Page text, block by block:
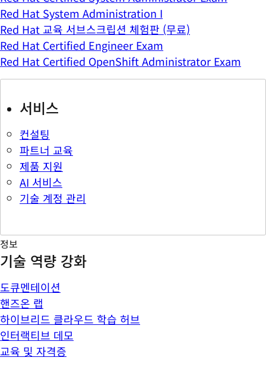
Red Hat System Administration I
Red Hat 교육 서브스크립션 체험판 (무료)
Red Hat Certified Engineer Exam
Red Hat Certified OpenShift Administrator Exam
서비스
컨설팅
파트너 교육
제품 지원
AI 서비스
기술 계정 관리
정보
기술 역량 강화
도큐멘테이션
핸즈온 랩
하이브리드 클라우드 학습 허브
인터랙티브 데모
교육 및 자격증